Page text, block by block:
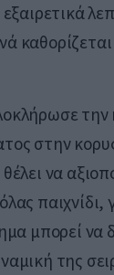
εξαιρετικά
την
στην
να
παιχνίδι,
μπορεί να
της